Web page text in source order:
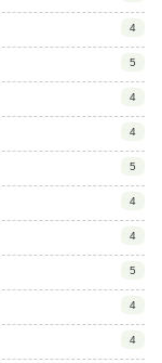
4
5
4
4
5
4
4
5
4
4